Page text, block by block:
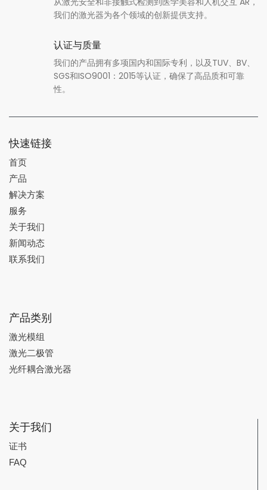
我们的激光器为各个领域的创新提供支持。
认证与质量
我们的产品拥有多项国内和国际专利，以及TUV、BV、
SGS和ISO9001：2015等认证，确保了高品质和可靠
性。
快速链接
首页
产品
解决方案
服务
关于我们
新闻动态
联系我们
产品类别
激光模组
激光二极管
光纤耦合激光器
关于我们
证书
FAQ